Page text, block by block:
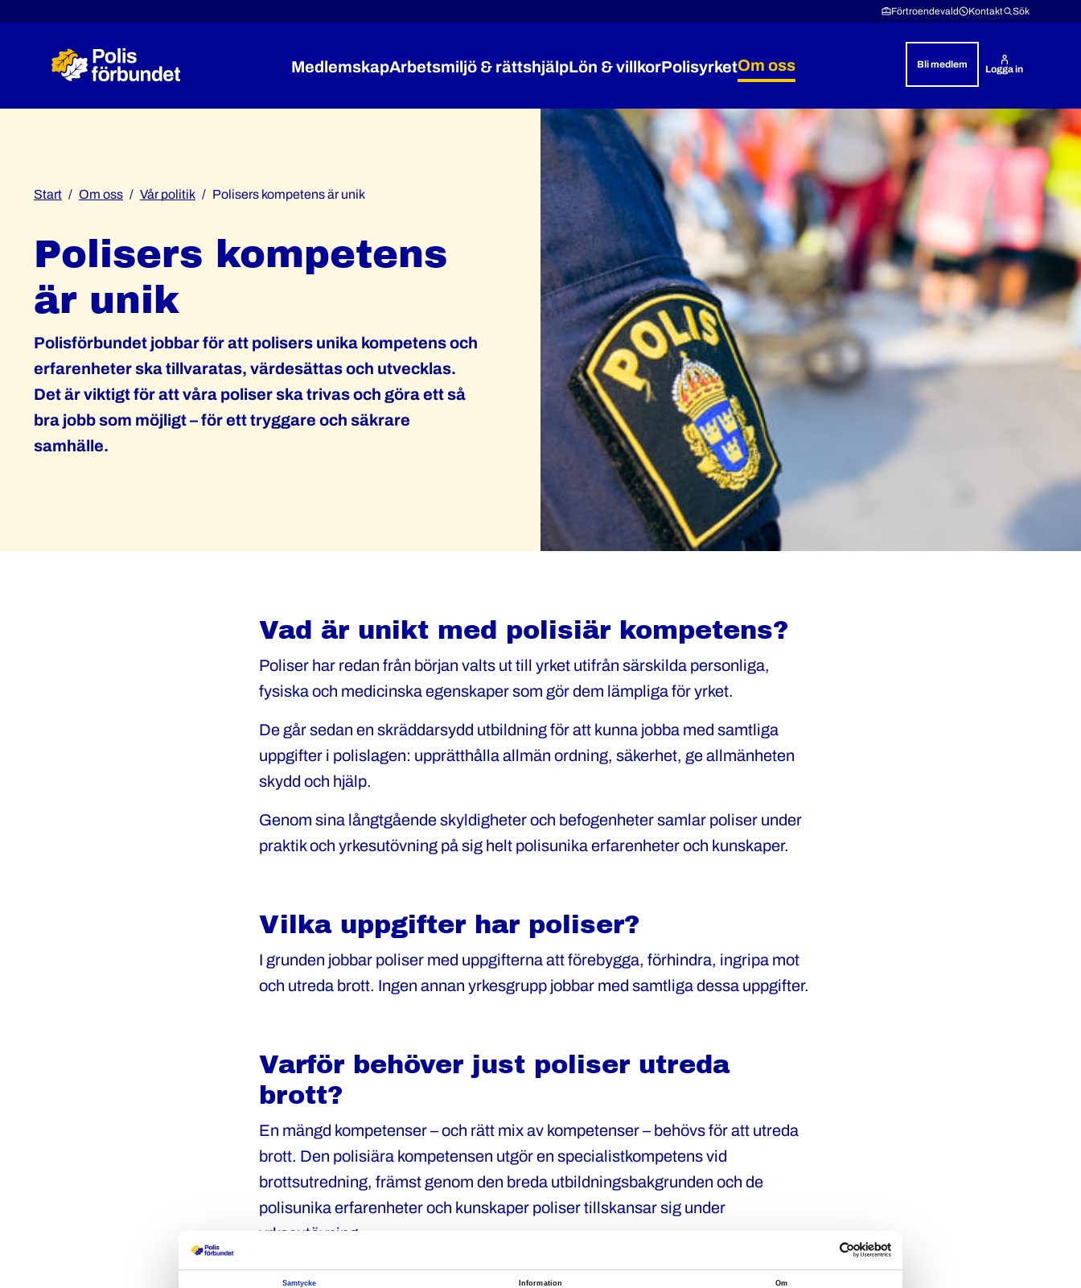
Samtycke Information Om
Förtroendevald Kontakt Sök
MedlemskapExpandera Medlemskap
Arbetsmiljö & rättshjälpExpandera Arbetsmiljö & rättshjälp
Lön & villkorExpandera Lön & villkor
PolisyrketExpandera Polisyrket
Om oss
Expandera Om oss
Bli medlem Logga in
Start Om oss Vår politik Polisers kompetens är unik
Polisers kompetens
är unik
Polisförbundet jobbar för att polisers unika kompetens och
erfarenheter ska tillvaratas, värdesättas och utvecklas.
Det är viktigt för att våra poliser ska trivas och göra ett så
bra jobb som möjligt – för ett tryggare och säkrare
samhälle.
Vad är unikt med polisiär kompetens?
Poliser har redan från början valts ut till yrket utifrån särskilda personliga,
fysiska och medicinska egenskaper som gör dem lämpliga för yrket.
De går sedan en skräddarsydd utbildning för att kunna jobba med samtliga
uppgifter i polislagen: upprätthålla allmän ordning, säkerhet, ge allmänheten
skydd och hjälp.
Genom sina långtgående skyldigheter och befogenheter samlar poliser under
praktik och yrkesutövning på sig helt polisunika erfarenheter och kunskaper.
Vilka uppgifter har poliser?
I grunden jobbar poliser med uppgifterna att förebygga, förhindra, ingripa mot
och utreda brott. Ingen annan yrkesgrupp jobbar med samtliga dessa uppgifter.
Varför behöver just poliser utreda
brott?
En mängd kompetenser – och rätt mix av kompetenser – behövs för att utreda
brott. Den polisiära kompetensen utgör en specialistkompetens vid
brottsutredning, främst genom den breda utbildningsbakgrunden och de
polisunika erfarenheter och kunskaper poliser tillskansar sig under
yrkesutövning.